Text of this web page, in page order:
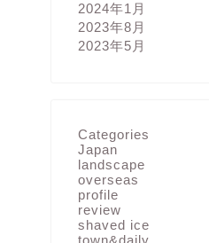
2024年1月
2023年8月
2023年5月
Categories
Japan
landscape
overseas
profile
review
shaved ice